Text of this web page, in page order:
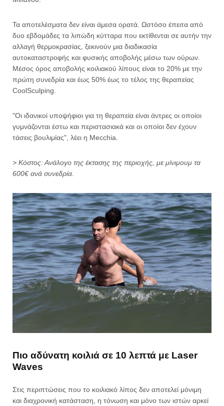
Τα αποτελέσματα δεν είναι άμεσα ορατά. Ωστόσο έπειτα από
δυο εβδομάδες τα λιπώδη κύτταρα που εκτίθενται σε αυτήν την
αλλαγή θερμοκρασίας, ξεκινούν μια διαδικασία
αυτοκαταστροφής και φυσικής αποβολής μέσω των ούρων.
Μέσος όρος αποβολής κοιλιακού λίπους είναι το 20% με την
πρώτη συνεδρία και έως 50% έως το τέλος της θεραπείας
CoolSculping.
"Οι ιδανικοί υποψήφιοι για τη θεραπεία είναι άντρες οι οποίοι
γυμνάζονται έστω και περιστασιακά και οι οποίοι δεν έχουν
τάσεις βουλιμίας", λέει η Mecchia.
> Κόστος: Ανάλογο της έκτασης της περιοχής, με μίνιμουμ τα
600€ ανά συνεδρία.
Πιο αδύνατη κοιλιά σε 10 λεπτά με Laser
Waves
Στις περιπτώσεις που το κοιλιακό λίπος δεν αποτελεί μόνιμη
και διαχρονική κατάσταση, η τόνωση και μόνο των ιστών αρκεί